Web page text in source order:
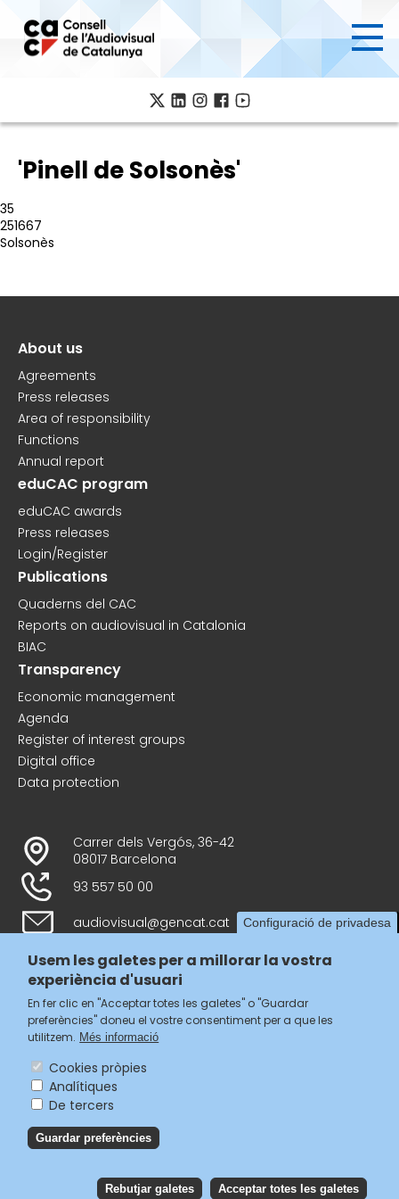
main
content
'Pinell de Solsonès'
35
251667
Solsonès
Peu
About us
Agreements
Press releases
Area of responsibility
Functions
Annual report
eduCAC program
eduCAC awards
Press releases
Login/Register
Publications
Quaderns del CAC
Reports on audiovisual in Catalonia
BIAC
Transparency
Economic management
Agenda
Register of interest groups
Digital office
Data protection
Carrer dels Vergós, 36-42
08017 Barcelona
93 557 50 00
audiovisual@gencat.cat
Follow us
Menú
legal
Accessibilitat
Política de galetes
Configuració de privadesa
Usem les galetes per a millorar la vostra
experiència d'usuari
En fer clic en "Acceptar totes les galetes" o "Guardar
preferències" doneu el vostre consentiment per a que les
utilitzem. Més informació
Cookies pròpies
Analítiques
De tercers
Guardar preferències
Rebutjar galetes Acceptar totes les galetes